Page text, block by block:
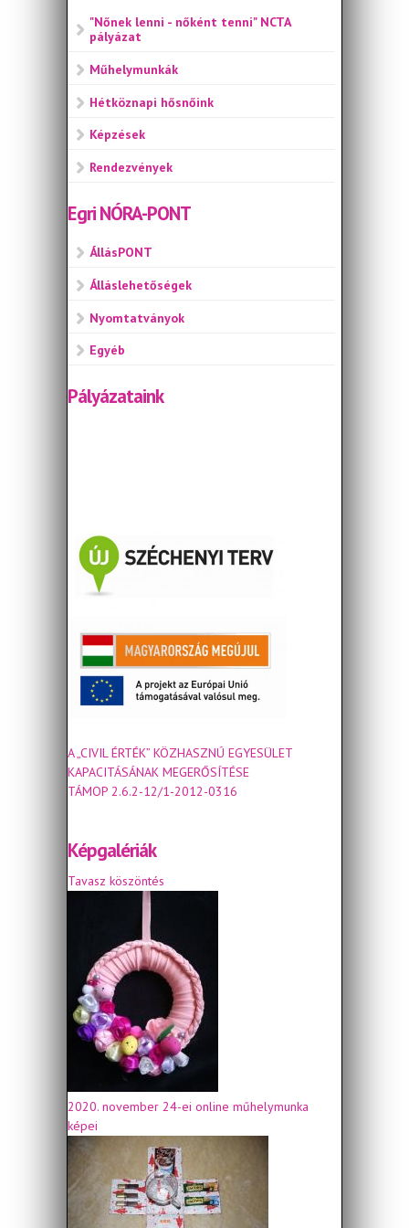
"Nőnek lenni - nőként tenni" NCTA
pályázat
Műhelymunkák
Hétköznapi hősnőink
Képzések
Rendezvények
Egri NÓRA-PONT
ÁllásPONT
Álláslehetőségek
Nyomtatványok
Egyéb
Pályázataink
A „CIVIL ÉRTÉK” KÖZHASZNÚ EGYESÜLET
KAPACITÁSÁNAK MEGERŐSÍTÉSE
TÁMOP 2.6.2-12/1-2012-0316
Képgalériák
Tavasz köszöntés
2020. november 24-ei online műhelymunka
képei